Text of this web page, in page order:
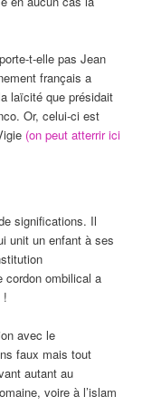
t-elle pas Jean
français a
laïcité que présidait
Or, celui-ci est
(on peut atterrir ici
significations. Il
unit un enfant à ses
cordon ombilical a
!
avec le
faux mais tout
autant au
voire à l’islam